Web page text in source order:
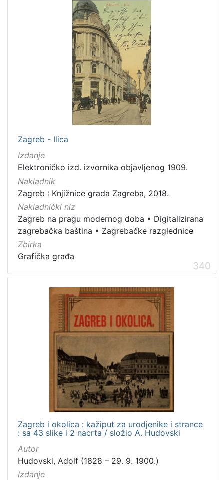
Zagreb - Ilica
Izdanje
Elektroničko izd. izvornika objavljenog 1909.
Nakladnik
Zagreb : Knjižnice grada Zagreba, 2018.
Nakladnički niz
Zagreb na pragu modernog doba • Digitalizirana
zagrebačka baština • Zagrebačke razglednice
Zbirka
Grafička građa
340
Zagreb i okolica : kažiput za urodjenike i strance
: sa 43 slike i 2 nacrta / složio A. Hudovski
Autor
Hudovski, Adolf (1828 – 29. 9. 1900.)
Izdanje